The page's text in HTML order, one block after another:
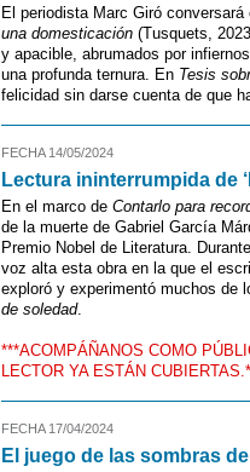
El periodista Marc Giró
una domesticación (Tusquets,
y apacible, abrumados por
una profunda ternura. En Tesis
felicidad sin darse cuenta de que
FECHA 14/05/2024
Lectura ininterrumpida de
En el marco de Contarlo para
de la muerte de Gabriel García
Premio Nobel de Literatura.
voz alta esta obra en la que el
exploró y experimentó muchos de
de soledad.
***ACOMPÁÑANOS COMO
LECTOR YA ESTÁN
FECHA 17/04/2024
El juego de las sombras